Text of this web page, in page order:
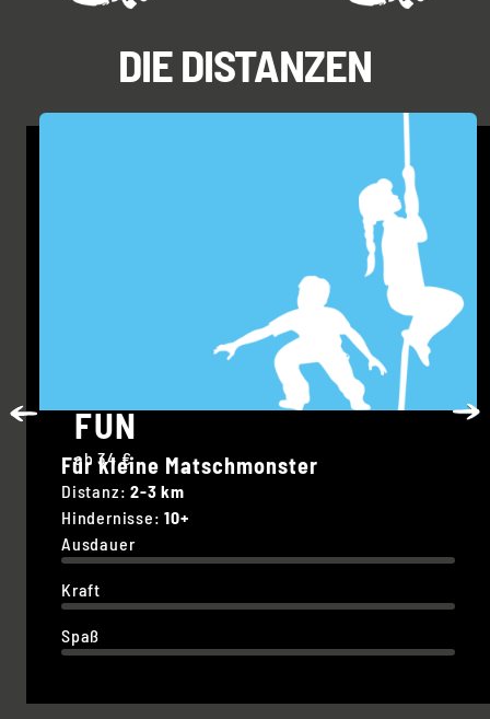
DIE DISTANZEN
FUN
ab 34 €
Für kleine Matschmonster
Distanz:2-3 km
Hindernisse:10+
Ausdauer
Kraft
Spaß